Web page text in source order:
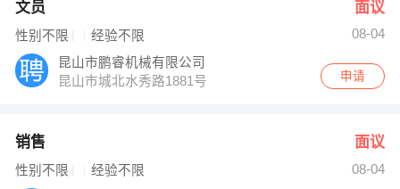
文员 面议
性别不限 经验不限
08-04
昆山市鹏睿机械有限公司
昆山市城北水秀路1881号
申请
销售 面议
性别不限 经验不限
08-04